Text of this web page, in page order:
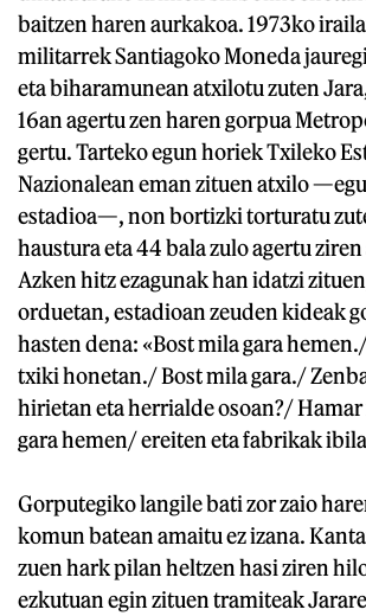
baitzen haren aurkakoa. 1973ko
militarrek Santiagoko Moneda
eta biharamunean atxilotu zuten
16an agertu zen haren gorpua
gertu. Tarteko egun horiek Txileko
Nazionalean eman zituen atxilo
estadioa—, non bortizki torturatu
haustura eta 44 bala zulo agertu
Azken hitz ezagunak han idatzi
orduetan, estadioan zeuden kideak
hasten dena: «Bost mila gara
txiki honetan./ Bost mila gara./
hirietan eta herrialde osoan?/ Hamar
gara hemen/ ereiten eta fabrikak
Gorputegiko langile bati zor zaio
komun batean amaitu ez izana.
zuen hark pilan heltzen hasi ziren
ezkutuan egin zituen tramiteak